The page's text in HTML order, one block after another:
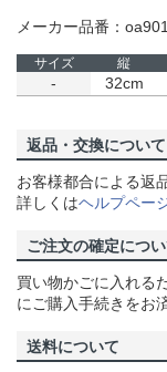
メーカー品番：
サイズ 縦
- 32cm
返品・交換について
お客様都合による返
詳しくはヘルプペー
ご注文の確定につ
買い物かごに入れる
にご購入手続きをお
送料について